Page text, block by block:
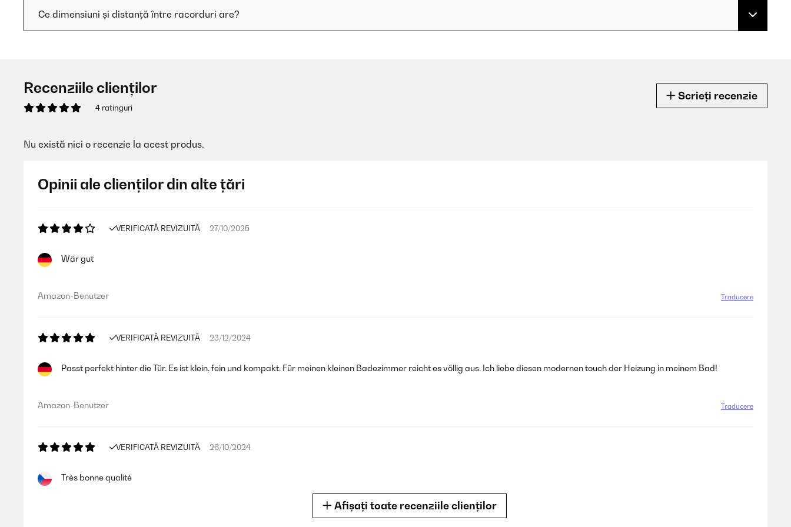
Ce dimensiuni și distanță între racorduri are?
Recenziile clienților
4 ratinguri
Scrieți recenzie
Nu există nici o recenzie la acest produs.
Opinii ale clienților din alte țări
VERIFICATĂ REVIZUITĂ 27/10/2025
Wär gut
Amazon-Benutzer Traducere
VERIFICATĂ REVIZUITĂ 23/12/2024
Passt perfekt hinter die Tür. Es ist klein, fein und kompakt. Für meinen kleinen Badezimmer reicht es völlig aus. Ich liebe diesen modernen touch der Heizung in meinem Bad!
Amazon-Benutzer Traducere
VERIFICATĂ REVIZUITĂ 26/10/2024
Très bonne qualité
Afișați toate recenziile clienților